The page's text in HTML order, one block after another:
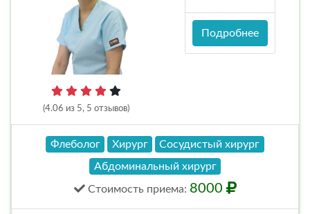
(4.06 из 5, 5 отзывов)
Подробнее
Флеболог Хирург
Сосудистый хирург
Абдоминальный хирург
Стоимость приема: 8000